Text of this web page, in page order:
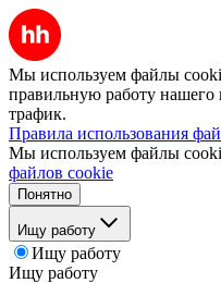
Мы используем файлы
правильную работу нашего
трафик.
Правила использования
Мы используем файлы
файлов cookie
Понятно
Ищу работу
Ищу работу
Ищу работу